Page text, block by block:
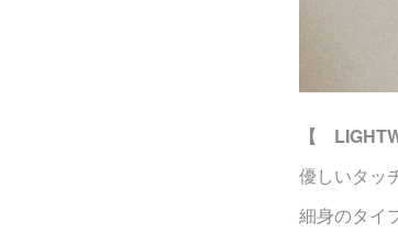
【
優しいタッ
細身のタイ